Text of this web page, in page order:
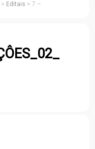
> Editais >7 –